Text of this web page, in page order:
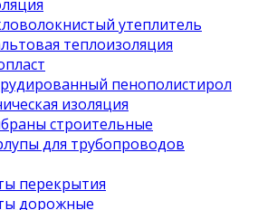
утеплитель
теплоизоляция
пенополистирол
изоляция
строительные
для трубопроводов
перекрытия
дорожные